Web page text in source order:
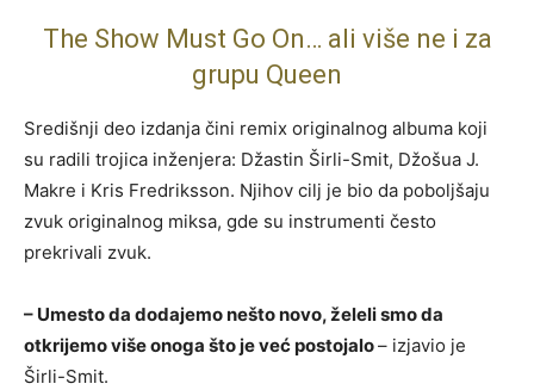
The Show Must Go On… ali više ne i za
grupu Queen
Središnji deo izdanja čini remix originalnog albuma koji
su radili trojica inženjera: Džastin Širli-Smit, Džošua J.
Makre i Kris Fredriksson. Njihov cilj je bio da poboljšaju
zvuk originalnog miksa, gde su instrumenti često
prekrivali zvuk.
– Umesto da dodajemo nešto novo, želeli smo da
otkrijemo više onoga što je već postojalo– izjavio je
Širli-Smit.